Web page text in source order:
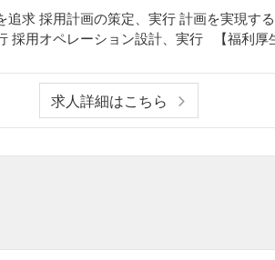
追求 採用計画の策定、実行 計画を実現す
採用オペレーション設計、実行 【福利厚
求人詳細はこちら